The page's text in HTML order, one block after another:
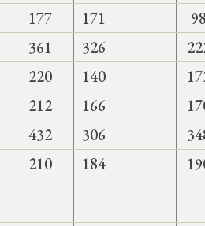
177 171
361 326
220 140
212 166
432 306
210 184